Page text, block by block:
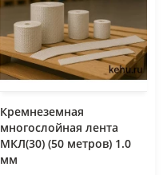
Кремнеземная
многослойная лента
МКЛ(30) (50 метров) 1.0
мм